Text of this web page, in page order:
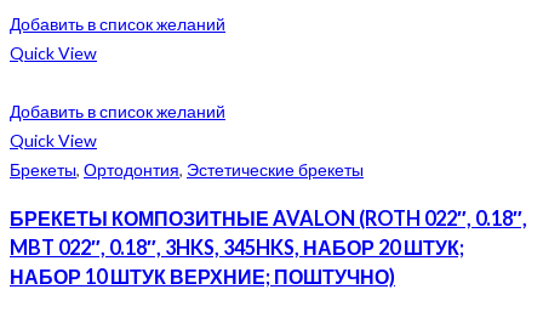
Добавить в список желаний
Quick View
Добавить в список желаний
Quick View
Брекеты, Ортодонтия, Эстетические брекеты
БРЕКЕТЫ КОМПОЗИТНЫЕ AVALON (ROTH 022″, 0.18″,
MBT 022″, 0.18″, 3HKS, 345HKS, НАБОР 20 ШТУК;
НАБОР 10 ШТУК ВЕРХНИЕ; ПОШТУЧНО)